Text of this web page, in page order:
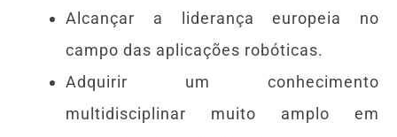
Alcançar a liderança europeia no
campo das aplicações robóticas.
Adquirir um conhecimento
multidisciplinar muito amplo em